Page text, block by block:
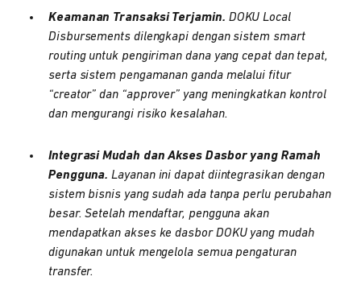
Keamanan Transaksi Terjamin. DOKU Local
Disbursements dilengkapi dengan sistem smart
routing untuk pengiriman dana yang cepat dan tepat,
serta sistem pengamanan ganda melalui fitur
“creator” dan “approver” yang meningkatkan kontrol
dan mengurangi risiko kesalahan.
Integrasi Mudah dan Akses Dasbor yang Ramah
Pengguna. Layanan ini dapat diintegrasikan dengan
sistem bisnis yang sudah ada tanpa perlu perubahan
besar. Setelah mendaftar, pengguna akan
mendapatkan akses ke dasbor DOKU yang mudah
digunakan untuk mengelola semua pengaturan
transfer.